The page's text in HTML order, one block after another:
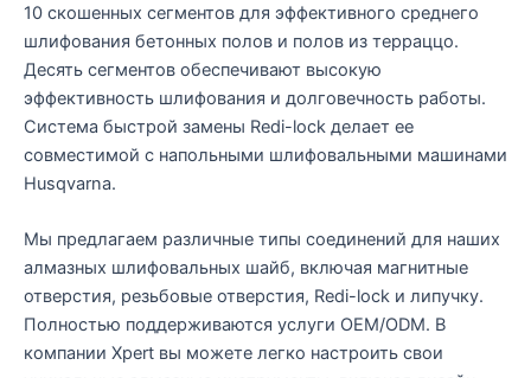
10 скошенных сегментов для эффективного среднего
шлифования бетонных полов и полов из терраццо.
Десять сегментов обеспечивают высокую
эффективность шлифования и долговечность работы.
Система быстрой замены Redi-lock делает ее
совместимой с напольными шлифовальными машинами
Husqvarna.
Мы предлагаем различные типы соединений для наших
алмазных шлифовальных шайб, включая магнитные
отверстия, резьбовые отверстия, Redi-lock и липучку.
Полностью поддерживаются услуги OEM/ODM. В
компании Xpert вы можете легко настроить свои